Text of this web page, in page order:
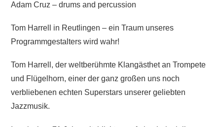
Adam Cruz – drums and percussion
Tom Harrell in Reutlingen – ein Traum unseres
Programmgestalters wird wahr!
Tom Harrell, der weltberühmte Klangästhet an Trompete
und Flügelhorn, einer der ganz großen uns noch
verbliebenen echten Superstars unserer geliebten
Jazzmusik.